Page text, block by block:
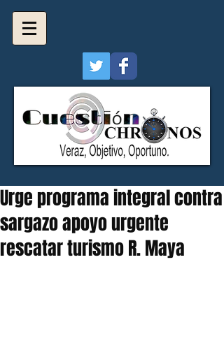
Urge programa integral contra
sargazo apoyo urgente
rescatar turismo R. Maya